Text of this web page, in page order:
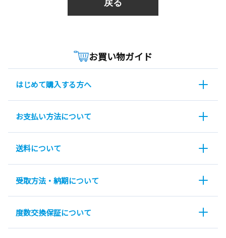
戻る
お買い物ガイド
はじめて購入する方へ
お支払い方法について
送料について
受取方法・納期について
度数交換保証について